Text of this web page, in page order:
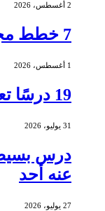
2 أغسطس، 2026
7 خطط مجرّبة لتحسين جودة نومك
1 أغسطس، 2026
19 درسًا تعلمتها من الفشل
31 يوليو، 2026
درس بسيط
عنه أحد
27 يوليو، 2026